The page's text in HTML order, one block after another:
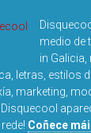
medio de
in
letras, estilos
marketing,
Coñece